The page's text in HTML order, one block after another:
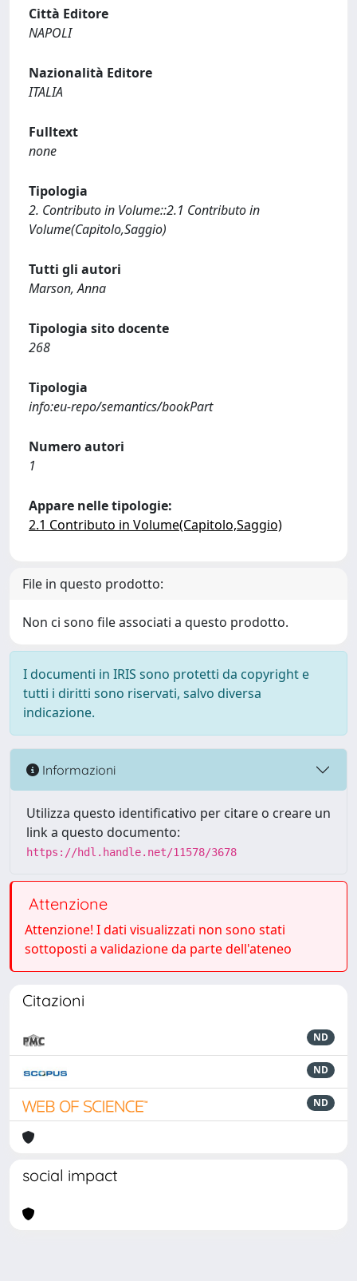
Città Editore
NAPOLI
Nazionalità Editore
ITALIA
Fulltext
none
Tipologia
2. Contributo in Volume::2.1 Contributo in
Volume(Capitolo,Saggio)
Tutti gli autori
Marson, Anna
Tipologia sito docente
268
Tipologia
info:eu-repo/semantics/bookPart
Numero autori
1
Appare nelle tipologie:
2.1 Contributo in Volume(Capitolo,Saggio)
File in questo prodotto:
Non ci sono file associati a questo prodotto.
I documenti in IRIS sono protetti da copyright e
tutti i diritti sono riservati, salvo diversa
indicazione.
Informazioni
Utilizza questo identificativo per citare o creare un
link a questo documento:
https://hdl.handle.net/11578/3678
Attenzione
Attenzione! I dati visualizzati non sono stati
sottoposti a validazione da parte dell'ateneo
Citazioni
ND
ND
ND
social impact